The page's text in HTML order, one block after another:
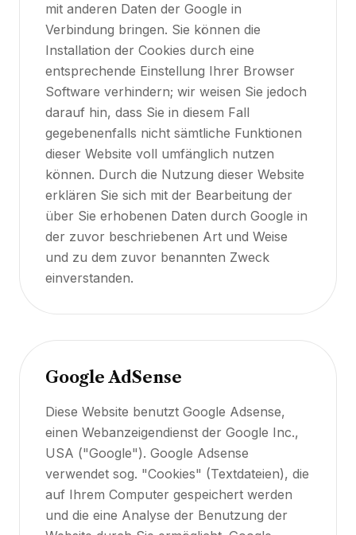
mit anderen Daten der Google in
Verbindung bringen. Sie können die
Installation der Cookies durch eine
entsprechende Einstellung Ihrer Browser
Software verhindern; wir weisen Sie jedoch
darauf hin, dass Sie in diesem Fall
gegebenenfalls nicht sämtliche Funktionen
dieser Website voll umfänglich nutzen
können. Durch die Nutzung dieser Website
erklären Sie sich mit der Bearbeitung der
über Sie erhobenen Daten durch Google in
der zuvor beschriebenen Art und Weise
und zu dem zuvor benannten Zweck
einverstanden.
Google AdSense
Diese Website benutzt Google Adsense,
einen Webanzeigendienst der Google Inc.,
USA ("Google"). Google Adsense
verwendet sog. "Cookies" (Textdateien), die
auf Ihrem Computer gespeichert werden
und die eine Analyse der Benutzung der